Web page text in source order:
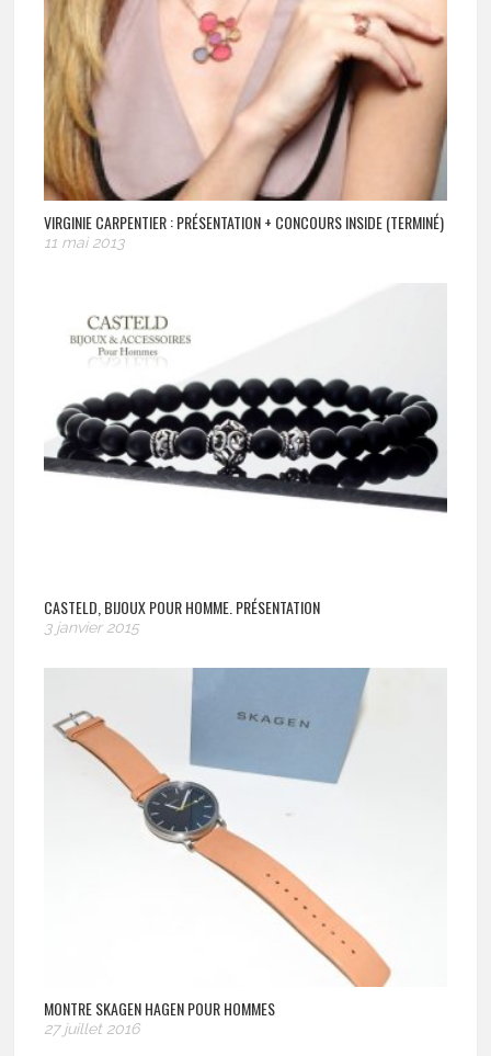
VIRGINIE CARPENTIER : PRÉSENTATION + CONCOURS INSIDE (TERMINÉ)
11 mai 2013
CASTELD, BIJOUX POUR HOMME. PRÉSENTATION
3 janvier 2015
MONTRE SKAGEN HAGEN POUR HOMMES
27 juillet 2016